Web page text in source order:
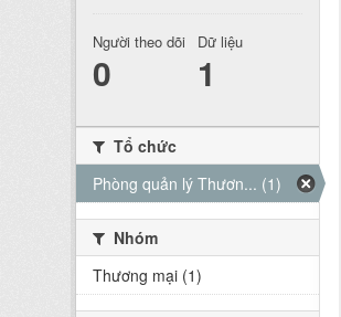
Người theo dõi
0
Dữ liệu
1
Tổ chức
Phòng quản lý Thươn... (1)
Nhóm
Thương mại (1)